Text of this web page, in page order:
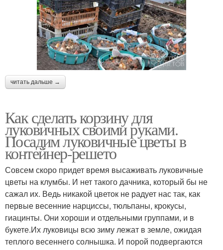
читать дальше →
Как сделать корзину для
луковичных своими руками.
Посадим луковичные цветы в
контейнер-решето
Совсем скоро придет время высаживать луковичные
цветы на клумбы. И нет такого дачника, который бы не
сажал их. Ведь никакой цветок не радует нас так, как
первые весенние нарциссы, тюльпаны, крокусы,
гиацинты. Они хороши и отдельными группами, и в
букете.Их луковицы всю зиму лежат в земле, ожидая
теплого весеннего солнышка. И порой подвергаются